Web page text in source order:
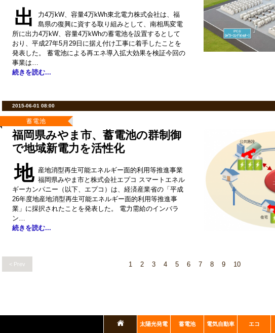
出
力4万kW、容量4万kWh東北電力株式会社は、福
島県の復興に資する取り組みとして、南相馬変電
所に出力4万kW、容量4万kWhの蓄電池を設置するとして
おり、平成27年5月29日に据え付け工事に着手したことを
発表した。 蓄電池による再エネ導入拡大効果を検証今回の
事業は…
続きを読む...
2015-06-01 08:00
蓄電池
福岡県みやま市、蓄電池の群制御
で地域新電力を活性化
地
産地消型再生可能エネルギー面的利用等推進事業
福岡県みやま市と株式会社エプコ スマートエネル
ギーカンパニー（以下、エプコ）は、経済産業省の「平成
26年度地産地消型再生可能エネルギー面的利用等推進事
業」に採択されたことを発表した。 電力需給のインバラ
ン…
続きを読む...
< Prev 1 2 3 4 5 6 7 8 9 10
太陽光発電 蓄電池 電気自動車 エコ